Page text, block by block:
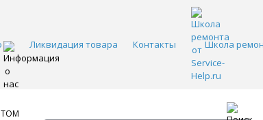
Ликвидация товара Контакты Школа